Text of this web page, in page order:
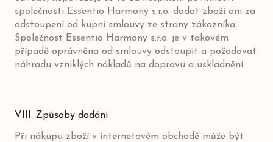
společnosti Essentio Harmony s.r.o. dodat zboží ani za
odstoupení od kupní smlouvy ze strany zákazníka.
Společnost Essentio Harmony s.r.o. je v takovém
případě oprávněna od smlouvy odstoupit a požadovat
náhradu vzniklých nákladů na dopravu a uskladnění.
VIII. Způsoby dodání
Při nákupu zboží v internetovém obchodě může být